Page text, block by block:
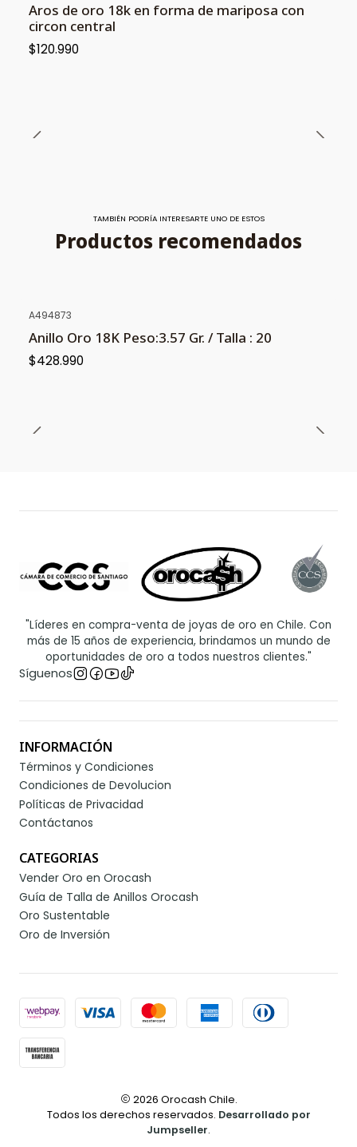
Aros de oro 18k en forma de mariposa con
circon central
$120.990
TAMBIÉN PODRÍA INTERESARTE UNO DE ESTOS
Productos recomendados
A494873
Anillo Oro 18K Peso:3.57 Gr. / Talla : 20
$428.990
"Líderes en compra-venta de joyas de oro en Chile. Con
más de 15 años de experiencia, brindamos un mundo de
oportunidades de oro a todos nuestros clientes."
Síguenos
INFORMACIÓN
Términos y Condiciones
Condiciones de Devolucion
Políticas de Privacidad
Contáctanos
CATEGORIAS
Vender Oro en Orocash
Guía de Talla de Anillos Orocash
Oro Sustentable
Oro de Inversión
2026 Orocash Chile.
Todos los derechos reservados. Desarrollado por
Jumpseller.